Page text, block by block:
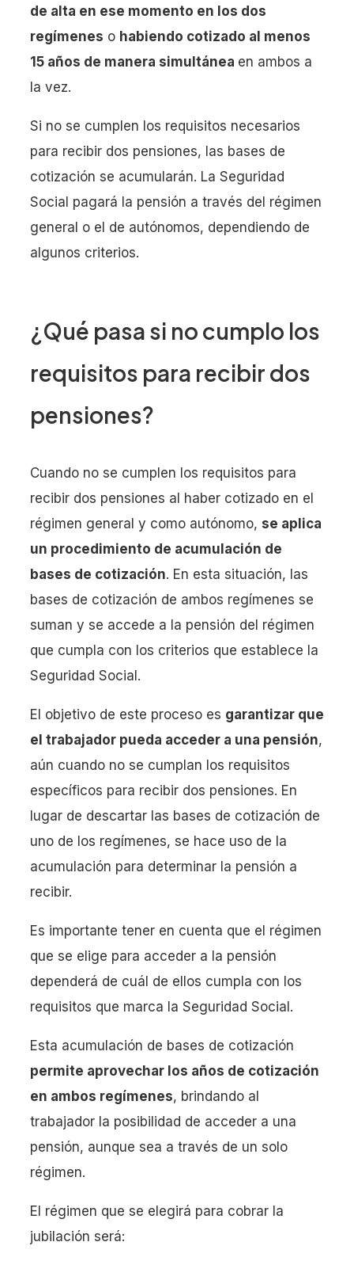
de alta en ese momento en los dos
regímenes o habiendo cotizado al menos
15 años de manera simultánea en ambos a
la vez.
Si no se cumplen los requisitos necesarios
para recibir dos pensiones, las bases de
cotización se acumularán. La Seguridad
Social pagará la pensión a través del régimen
general o el de autónomos, dependiendo de
algunos criterios.
¿Qué pasa si no cumplo los
requisitos para recibir dos
pensiones?
Cuando no se cumplen los requisitos para
recibir dos pensiones al haber cotizado en el
régimen general y como autónomo, se aplica
un procedimiento de acumulación de
bases de cotización. En esta situación, las
bases de cotización de ambos regímenes se
suman y se accede a la pensión del régimen
que cumpla con los criterios que establece la
Seguridad Social.
El objetivo de este proceso es garantizar que
el trabajador pueda acceder a una pensión,
aún cuando no se cumplan los requisitos
específicos para recibir dos pensiones. En
lugar de descartar las bases de cotización de
uno de los regímenes, se hace uso de la
acumulación para determinar la pensión a
recibir.
Es importante tener en cuenta que el régimen
que se elige para acceder a la pensión
dependerá de cuál de ellos cumpla con los
requisitos que marca la Seguridad Social.
Esta acumulación de bases de cotización
permite aprovechar los años de cotización
en ambos regímenes, brindando al
trabajador la posibilidad de acceder a una
pensión, aunque sea a través de un solo
régimen.
El régimen que se elegirá para cobrar la
jubilación será: